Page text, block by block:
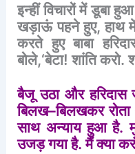
इन्हीं विचारों में डूबा हुआ
खड़ाऊं पहने हुए,हाथ
करते हुए बाबा
बोले,‘बेटा!शांतिकरो.
बैजू उठा और हरिदास
बिलख–बिलखकर रोता
साथ अन्याय हुआ है.
उजड़गयाहै.मैंक्या